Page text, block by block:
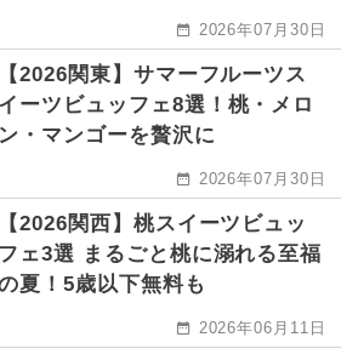
2026年07月30日
【2026関東】サマーフルーツス
イーツビュッフェ8選！桃・メロ
ン・マンゴーを贅沢に
2026年07月30日
【2026関西】桃スイーツビュッ
フェ3選 まるごと桃に溺れる至福
夏！5歳以下無料も
2026年06月11日